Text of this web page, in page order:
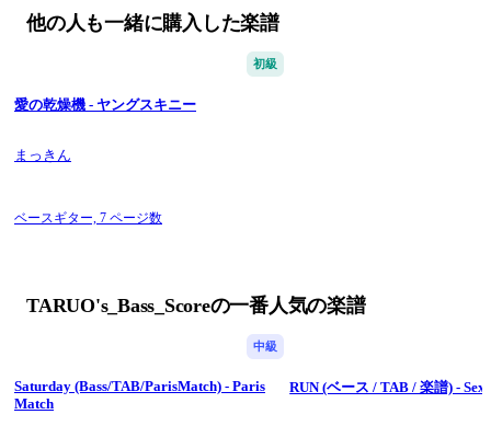
performance.
Lyrics are included at the beginning of each section to help you
follow the song structure while playing.
This score has been transcribed from the original CD recording
faithfully as possible.
5弦ベース(B,E,A,D,G)に対応したTABつきです。
他の人も一緒に購入した楽譜
初級
愛の乾燥機 - ヤングスキニー
まっきん
ベースギター, 7 ページ数
TARUO's_Bass_Scoreの一番人気の楽譜
中級
Saturday (Bass/TAB/ParisMatch) - Paris
Match
RUN (ベース / TAB / 楽譜) -